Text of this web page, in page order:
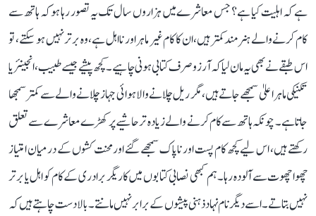
ہے کہ اہلیت کیا ہے؟ جس معاشرے میں ہزاروں سال تک یہ تصور رہا ہو کہ ہاتھ سے
کام کرنے والے ہنرمند کمتر ہیں، ان کا کام غیر ماہر اور نااہل ہے، وہ برتر نہیں ہو سکتے، تو
اس طبقے نے بھی یہ مان لیا کہ آرزو صرف کتابی ہونی چاہیے۔ کچھ پیشے جیسے طبیب، انجینئر یا
تکنیکی ماہر اعلیٰ سمجھے جاتے ہیں، مگر ریل چلانے والا ہوائی جہاز چلانے والے سے کمتر سمجھا
جاتا ہے۔ چونکہ ہاتھ سے کام کرنے والے زیادہ تر حاشیے پر کھڑے معاشرے سے تعلق
رکھتے ہیں، اس لیے کچھ کام پست اور ناپاک سمجھے گئے اور محنت کشوں کے درمیان امتیاز
چھوا چھوت سے آلودہ رہا۔ ہم کبھی نصابی کتابوں میں کاریگر برادری کے کام کو اہل یا برتر
نہیں بتاتے۔ اسے دیگر نام نہاد ذہنی پیشوں کے برابر نہیں مانتے۔ بالادست چاہتے ہیں کہ